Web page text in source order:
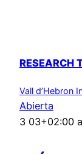
RESEARCH
Vall d’Hebron
Abierta
3 03+02:00